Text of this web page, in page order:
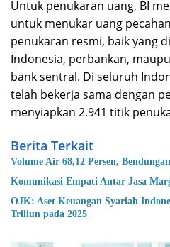
Untuk penukaran uang, BI
untuk menukar uang
penukaran resmi, baik yang
Indonesia, perbankan,
bank sentral. Di seluruh
telah bekerja sama dengan
menyiapkan 2.941 titik
Berita Terkait
Volume Air 68,12 Persen,
Komunikasi Empati Antar Jasa
OJK: Aset Keuangan Syariah
Triliun pada 2025